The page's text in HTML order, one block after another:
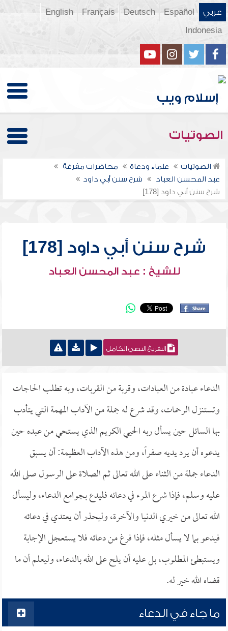
عربي Español
Deutsch
Français
English
Indonesia
الصوتيات
الصوتيات علماء ودعاة
محاضرات مفرغة
عبد المحسن العباد
شرح سنن أبي داود
شرح سنن أبي داود [178]
شرح سنن أبي داود [178]
للشيخ : عبد المحسن العباد
التفريغ النصي الكامل
الدعاء عبادة من العبادات، وقربة من القربات، وبه تطلب الحاجات
وتستنزل الرحمات، وقد شرع له جملة من الآداب المهمة التي يتأدب
بها السائل حين يسأل ربه الحيي الكريم الذي يستحي من عبده حين
يدعوه أن يرد يديه صفراً، ومن هذه الآداب العظيمة: أن يسبق
الدعاء جملة من الثناء على الله تعالى ثم الصلاة على الرسول صلى الله
عليه وسلم، فإذا شرع المرء في دعائه فليدع بجوامع الدعاء، وليسأل
الله تعالى من خيري الدنيا والآخرة، وليحذر أن يعتدي في دعائه
فيدعو بما لا يسأل مثله، فإذا فرغ من دعائه فلا يستعجل الإجابة
ويستبطئ المطلوب، بل عليه أن يلح على الله بالدعاء، وليعلم أن ما
قضاه الله خير له.
ما جاء في الدعاء